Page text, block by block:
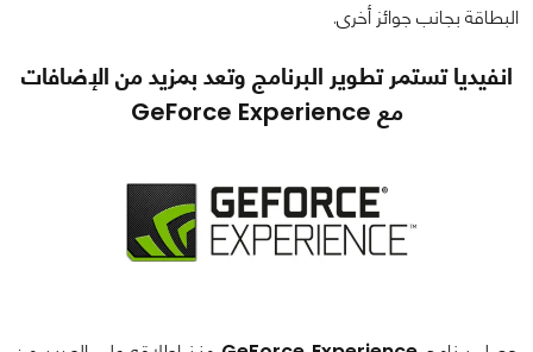
البطاقة بجانب جوائز أخرى.
انفيديا تستمر تطوير البرنامج وتعد بمزيد من الإضافات
مع GeForce Experience